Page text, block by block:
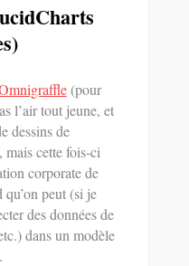
(pour
l’air tout jeune, et
dessins de
mais cette fois-ci
corporate de
peut (si je
des données de
dans un modèle